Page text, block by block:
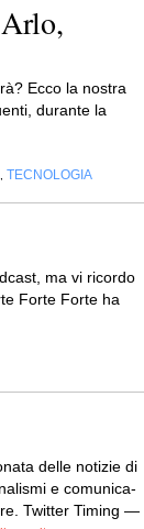
Ecco la nostra
durante la
TECNOLOGIA
ma vi ricordo
Forte Forte ha
delle noti­zie di
e comu­ni­ca­
Twit­ter Timing —